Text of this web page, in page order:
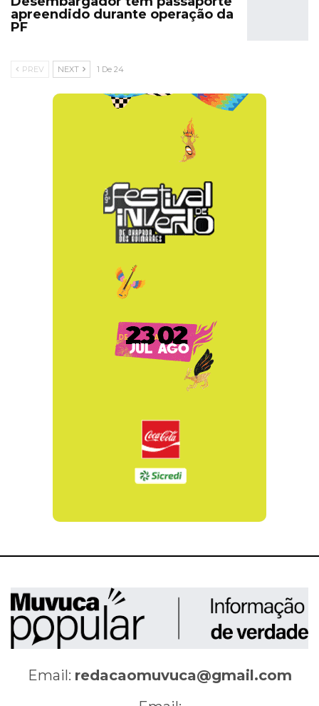
apreendido durante operação da
PF
PREV NEXT 1 De 24
Email: redacaomuvuca@gmail.com